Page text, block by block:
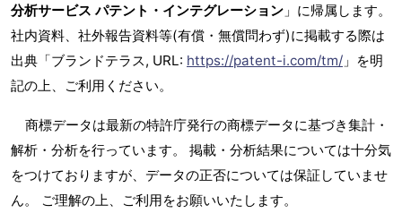
分析サービス パテント・インテグレーション 」に帰属します。
社内資料、社外報告資料等(有償・無償問わず)に掲載する際は
出典「ブランドテラス, URL: https://patent-i.com/tm/ 」を明
記の上、ご利用ください。
商標データは最新の特許庁発行の商標データに基づき集計・
解析・分析を行っています。 掲載・分析結果については十分気
をつけておりますが、データの正否については保証していませ
ん。 ご理解の上、ご利用をお願いいたします。